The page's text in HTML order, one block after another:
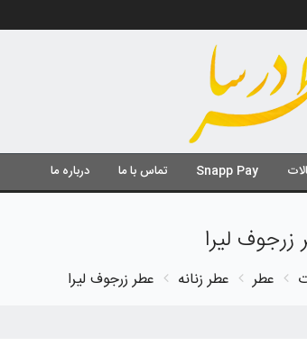
Snapp Pay تماس با ما درباره ما
زرجوف لیرا
عطر عطر زنانه عطر زرجوف لیرا